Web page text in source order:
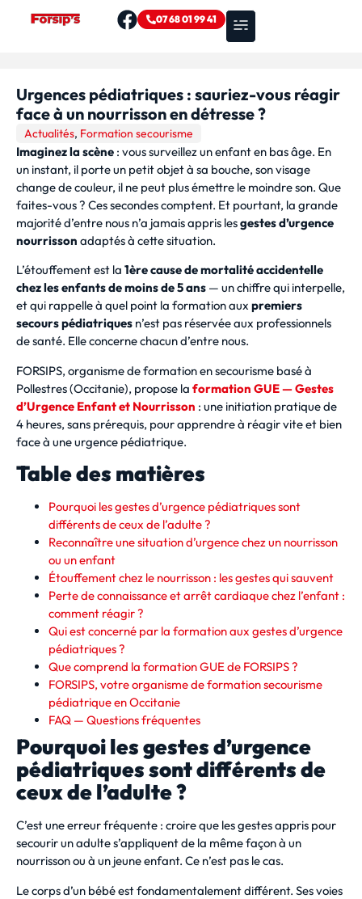
07 68 01 99 41
Urgences pédiatriques : sauriez-vous réagir
face à un nourrisson en détresse ?
Actualités, Formation secourisme
Imaginez la scène : vous surveillez un enfant en bas âge. En
un instant, il porte un petit objet à sa bouche, son visage
change de couleur, il ne peut plus émettre le moindre son. Que
faites-vous ? Ces secondes comptent. Et pourtant, la grande
majorité d’entre nous n’a jamais appris lesgestes d’urgence
nourrisson adaptés à cette situation.
L’étouffement est la 1ère cause de mortalité accidentelle
chez les enfants de moins de 5 ans — un chiffre qui interpelle,
et qui rappelle à quel point la formation aux premiers
secours pédiatriques n’est pas réservée aux professionnels
de santé. Elle concerne chacun d’entre nous.
FORSIPS, organisme de formation en secourisme basé à
Pollestres (Occitanie), propose la formation GUE — Gestes
d’Urgence Enfant et Nourrisson : une initiation pratique de
4 heures, sans prérequis, pour apprendre à réagir vite et bien
face à une urgence pédiatrique.
Table des matières
Pourquoi les gestes d’urgence pédiatriques sont
différents de ceux de l’adulte ?
Reconnaître une situation d’urgence chez un nourrisson
ou un enfant
Étouffement chez le nourrisson : les gestes qui sauvent
Perte de connaissance et arrêt cardiaque chez l’enfant :
comment réagir ?
Qui est concerné par la formation aux gestes d’urgence
pédiatriques ?
Que comprend la formation GUE de FORSIPS ?
FORSIPS, votre organisme de formation secourisme
pédiatrique en Occitanie
FAQ — Questions fréquentes
Pourquoi les gestes d’urgence
pédiatriques sont différents de
ceux de l’adulte ?
C’est une erreur fréquente : croire que les gestes appris pour
secourir un adulte s’appliquent de la même façon à un
nourrisson ou à un jeune enfant. Ce n’est pas le cas.
Le corps d’un bébé est fondamentalement différent. Ses voies